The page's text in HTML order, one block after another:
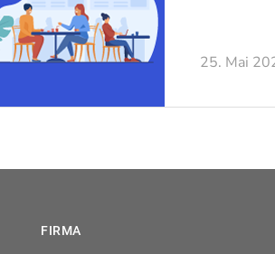
25. Mai
FIRMA